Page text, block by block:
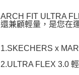
ARCH FIT ULTRA
還兼顧輕量，是您在
1.SKECHERS x
2.ULTRA FLEX 3.0